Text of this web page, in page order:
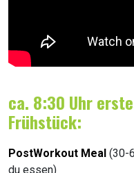
ca. 8:30 Uhr
Frühstück:
PostWorkout Meal (30-
du essen)